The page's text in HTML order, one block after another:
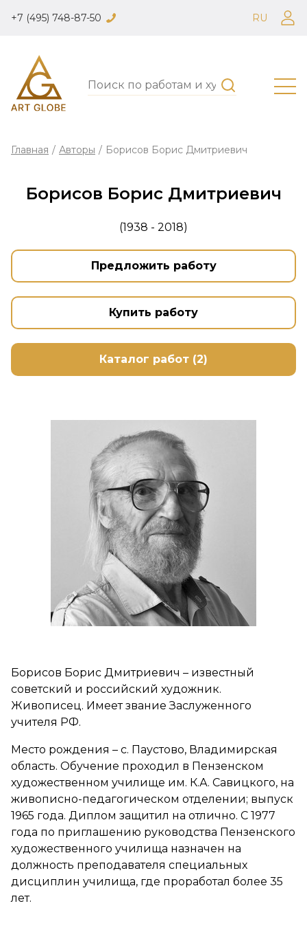
+7 (495) 748-87-50 RU
Главная / Авторы / Борисов Борис Дмитриевич
Борисов Борис Дмитриевич
(1938 - 2018)
Предложить работу
Купить работу
Каталог работ (2)
Борисов Борис Дмитриевич – известный
советский и российский художник.
Живописец. Имеет звание Заслуженного
учителя РФ.
Место рождения – с. Паустово, Владимирская
область. Обучение проходил в Пензенском
художественном училище им. К.А. Савицкого, на
живописно-педагогическом отделении; выпуск
1965 года. Диплом защитил на отлично. С 1977
года по приглашению руководства Пензенского
художественного училища назначен на
должность преподавателя специальных
дисциплин училища, где проработал более 35
лет.